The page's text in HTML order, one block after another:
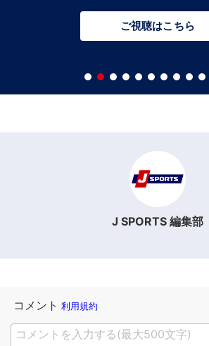
ご視聴はこちら
J SPORTS 編集部